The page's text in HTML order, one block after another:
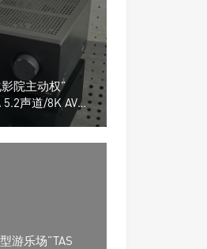
院主动权”
5.2声道/8K AV放
游乐场”TAS